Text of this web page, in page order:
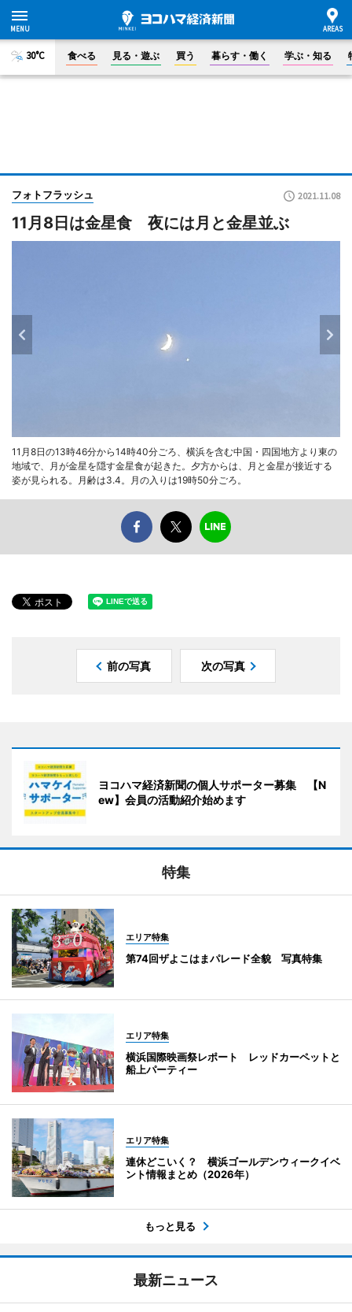
30°C 食べる 見る・遊ぶ 買う 暮らす・働く 学ぶ・知る
フォトフラッシュ 2021.11.08
11月8日は金星食 夜には月と金星並ぶ
11月8日の13時46分から14時40分ごろ、横浜を含む中国・四国地方より東の
地域で、月が金星を隠す金星食が起きた。夕方からは、月と金星が接近する
姿が見られる。月齢は3.4。月の入りは19時50分ごろ。
前の写真 次の写真
ヨコハマ経済新聞の個人サポーター募集 【N
ew】会員の活動紹介始めます
特集
エリア特集
第74回ザよこはまパレード全貌 写真特集
エリア特集
横浜国際映画祭レポート レッドカーペットと
船上パーティー
エリア特集
連休どこいく？ 横浜ゴールデンウィークイベ
ント情報まとめ（2026年）
もっと見る
最新ニュース